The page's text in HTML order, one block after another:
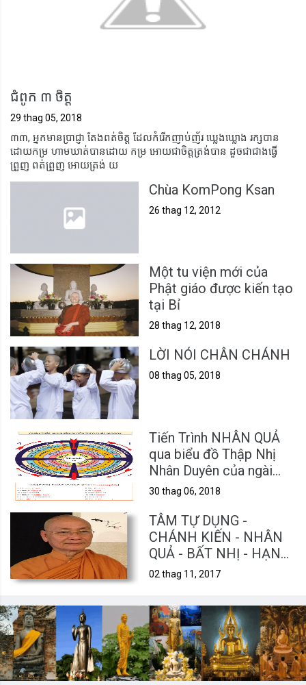
ជំពូក ៣ ចិត្ត
29 thag 05, 2018
៣៣, អ្នកមានប្រាជ្ញា តែងពត់ចិត្ត ដែលកំរើកញាប់ញ័រ ឃ្លេងឃ្លោង រក្សបាន
ដោយកម្រ ហាមឃាត់បានដោយ កម្រ អោយជាចិត្តត្រង់បាន ដួចជាជាងធ្វើ
ព្រួញ ពត់ព្រួញ អោយត្រង់ យ
Chùa KomPong Ksan
26 thag 12, 2012
Một tu viện mới của
Phật giáo được kiến tạo
tại Bỉ
28 thag 12, 2018
LỜI NÓI CHÂN CHÁNH
08 thag 05, 2018
Tiến Trình NHÂN QUẢ
qua biểu đồ Thập Nhị
Nhân Duyên của ngài
MOGOK.
30 thag 06, 2018
TÂM TỰ DỤNG -
CHÁNH KIẾN - NHÂN
QUẢ - BẤT NHỊ - HẠNH
PHÚC
02 thag 11, 2017